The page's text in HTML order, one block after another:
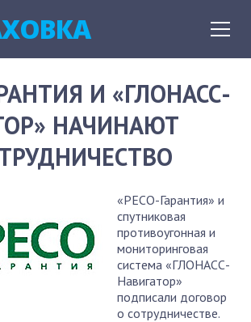
И «ГЛОНАСС-
НАЧИНАЮТ
«РЕСО-Гарантия» и
спутниковая
противоугонная и
мониторинговая
система «ГЛОНАСС-
Навигатор»
подписали договор
о сотрудничестве.